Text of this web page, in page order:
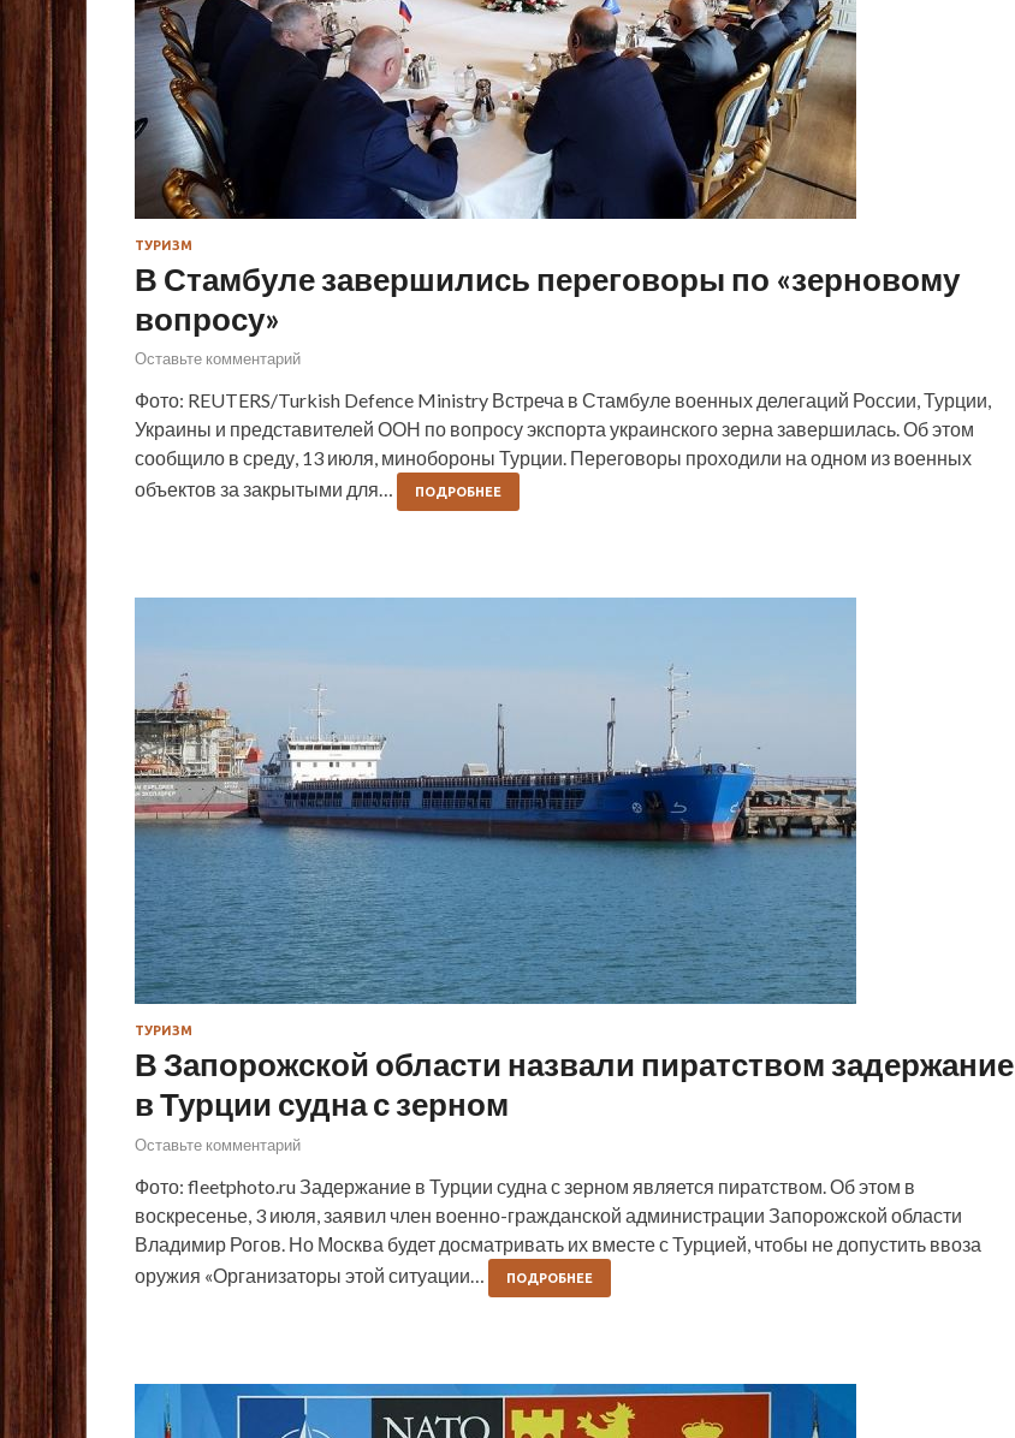
ТУРИЗМ
В Стамбуле завершились переговоры по «зерновому
вопросу»
Оставьте комментарий
Фото: REUTERS/Turkish Defence Ministry Встреча в Стамбуле военных делегаций России, Турции,
Украины и представителей ООН по вопросу экспорта украинского зерна завершилась. Об этом
сообщило в среду, 13 июля, минобороны Турции. Переговоры проходили на одном из военных
объектов за закрытыми для…
ПОДРОБНЕЕ
ТУРИЗМ
В Запорожской области назвали пиратством задержание
в Турции судна с зерном
Оставьте комментарий
Фото: fleetphoto.ru Задержание в Турции судна с зерном является пиратством. Об этом в
воскресенье, 3 июля, заявил член военно-гражданской администрации Запорожской области
Владимир Рогов. Но Москва будет досматривать их вместе с Турцией, чтобы не допустить ввоза
оружия «Организаторы этой ситуации…
ПОДРОБНЕЕ